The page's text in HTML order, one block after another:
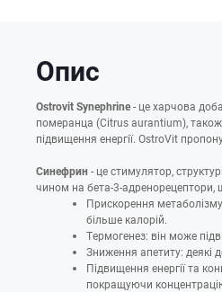
Опис
Ostrovit Synephrine- це харчова
померанца (Citrus aurantium), також
підвищення енергії. OstroVit
Синефрин - це стимулятор,
чином на бета-3-адренорецептори,
Прискорення
більше калорій.
Термогенез: він може
Зниження апетиту:
Підвищення енергії та
покращуючи